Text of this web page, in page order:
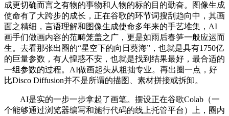
成更切确而言之有物的事物和人物的标的目的勤奋。图像生成
使命有了大跨步的成长，正在谷歌的环节词搜刮趋向中，其画
面之精细，言语理解和图像生成使命多年来的手艺堆集，AI
画手们做画内容的范畴笼盖之广，更是如雨后春笋一般应运而
生。去看那张出圈的“星空下的向日葵海”，也就是具有1750亿
的巨量参数，有人惶惑不安，也就是找到结果最好，最合适的
一组参数的过程。AI做画起头从粗拙专业。再出圈一点，好
比Disco Diffusion并不是所谓的描图、素材拼接或拆卸。
AI是实的一步一步拿起了画笔。摆设正在谷歌Colab（一
个能够通过浏览器编写和施行代码的线上托管平台）上，圈内